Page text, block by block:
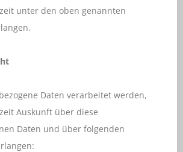
unter den oben genannten
Daten verarbeitet werden,
Auskunft über diese
Daten und über folgenden